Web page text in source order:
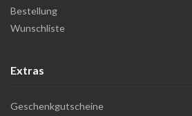
Bestellung
Wunschliste
Extras
Geschenkgutscheine